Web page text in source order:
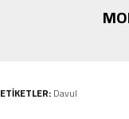
ETİKETLER:Davul